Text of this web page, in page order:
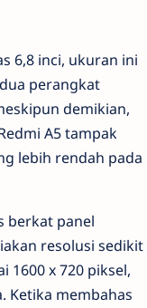
6,8 inci, ukuran ini
perangkat
demikian,
A5 tampak
lebih rendah pada
berkat panel
resolusi sedikit
1600 x 720 piksel,
Ketika membahas